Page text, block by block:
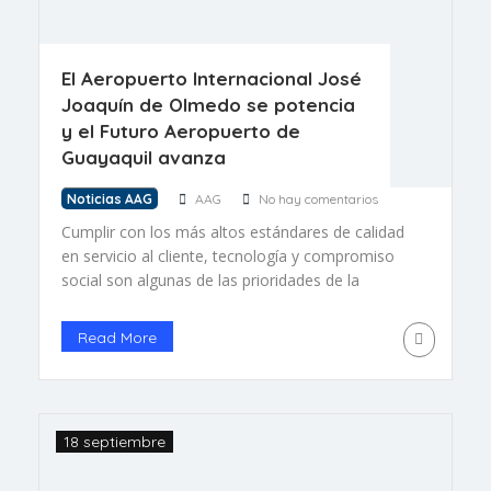
El Aeropuerto Internacional José
Joaquín de Olmedo se potencia
y el Futuro Aeropuerto de
Guayaquil avanza
Noticias AAG AAG No hay comentarios
Cumplir con los más altos estándares de calidad
en servicio al cliente, tecnología y compromiso
social son algunas de las prioridades de la
Es por ello que ambas entidades trabajamos de
forma conjunta para modernizar nuestra
terminal aérea. Impulso al aeropuerto José
Read More
18 septiembre